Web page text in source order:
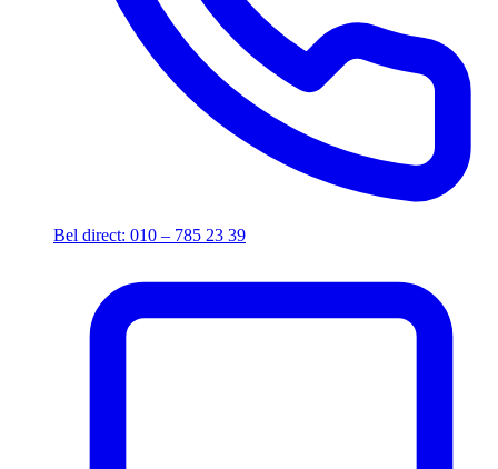
Bel direct: 010 – 785 23 39